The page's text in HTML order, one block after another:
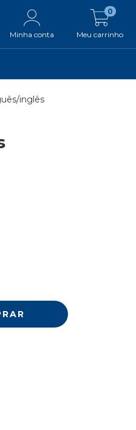
Minha conta Meu carrinho
0
inglês